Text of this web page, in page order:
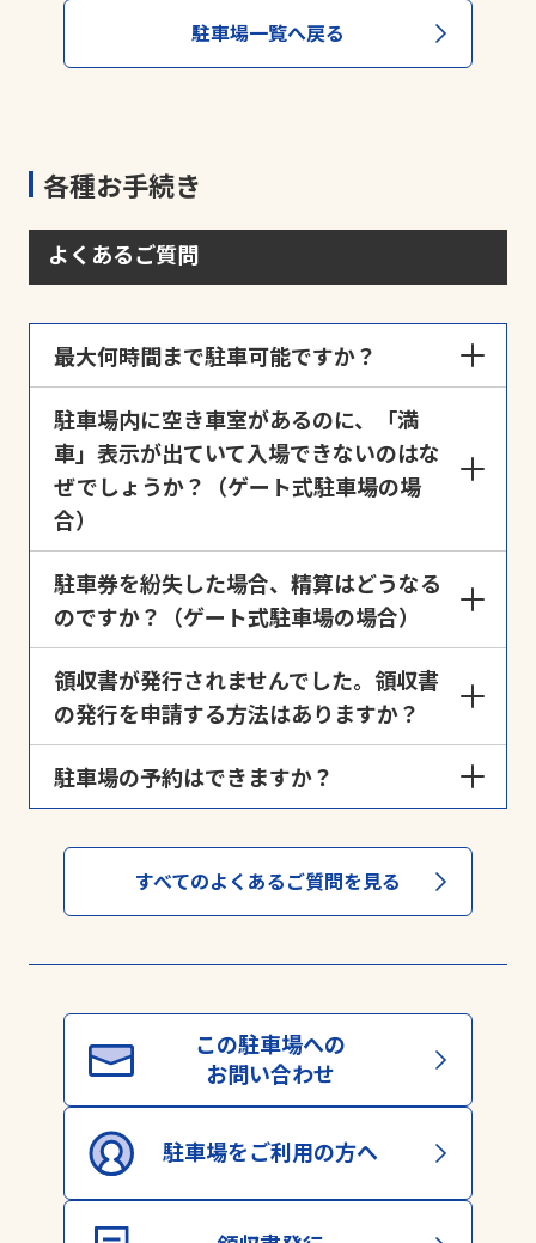
駐車場一覧へ戻る
各種お手続き
よくあるご質問
最大何時間まで駐車可能ですか？
駐車場の封鎖など運営状況が変化することがござい
ますので、原則として入庫から最長48時間までとな
っております。ご利用時間が入庫から48時間を超え
ることが想定される場合は、入庫時に「長期間利用
駐車場内に空き車室があるのに、「満
車」表示が出ていて入場できないのはな
ぜでしょうか？（ゲート式駐車場の場
合）
ゲート管理の駐車場では、時間貸しと月極が併用さ
れている場合がございます。この場合の空き車室
は、月極契約者のスペースとなっておりますので、予
めご承知おきください。
駐車券を紛失した場合、精算はどうなる
のですか？（ゲート式駐車場の場合）
出口精算機にて「駐車券紛失」ボタンを押下し、表
示された料金をお支払いのうえ出庫ください。
領収書が発行されませんでした。領収書
の発行を申請する方法はありますか？
用紙切れによりご迷惑をおかけしました。領収書の
領収書発行忘れによる発行のご希望もこちらで承り
※領収書の受け取り方法は、➀WEB発行（メール）
➁郵送のどちらかになります。
※対応には数日かかる場合がございます。あらかじ
めご了承ください。
駐車場の予約はできますか？
」からご
確認ください。
すべてのよくあるご質問を見る
この駐車場への
お問い合わせ
駐車場をご利用の方へ